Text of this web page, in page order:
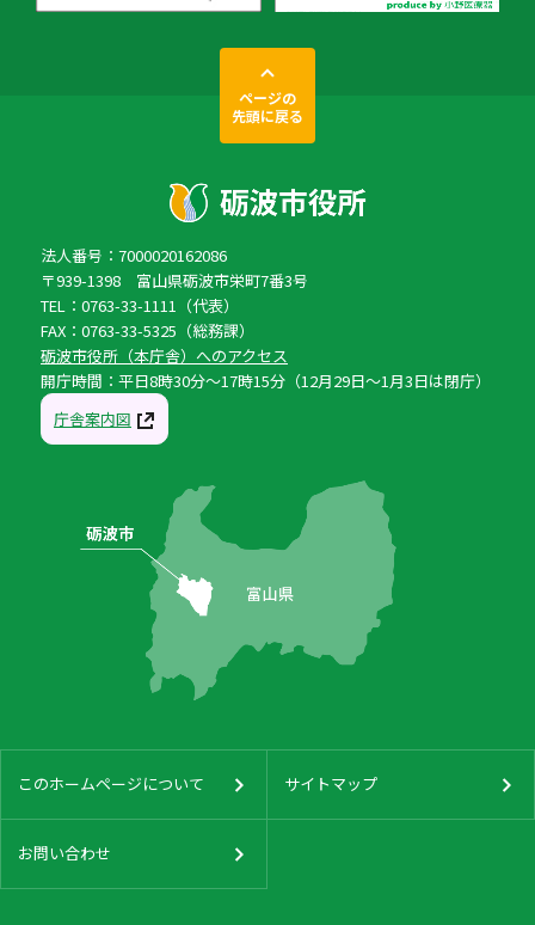
ページの
先頭に戻る
法人番号：7000020162086
〒939-1398 富山県砺波市栄町7番3号
TEL：0763-33-1111（代表）
FAX：0763-33-5325（総務課）
砺波市役所（本庁舎）へのアクセス
開庁時間：平日8時30分〜17時15分（12月29日〜1月3日は閉庁）
庁舎案内図
このホームページについて サイトマップ
お問い合わせ